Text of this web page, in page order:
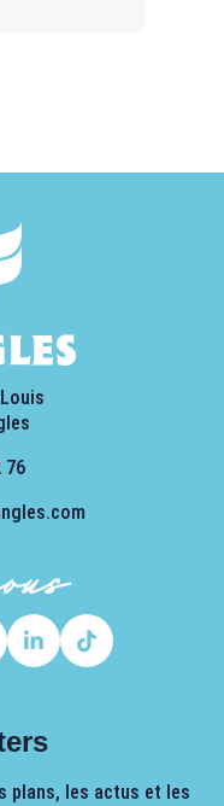
76
plans, les actus et les